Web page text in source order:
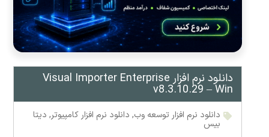
دانلود نرم افزار Visual Importer Enterprise
v8.3.10.29 – Win
دانلود نرم افزار توسعه وب, دانلود نرم افزار کامپیوتر, دیتا
بیس